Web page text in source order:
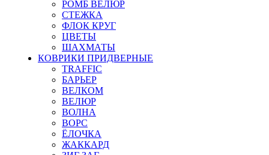
РОМБ ВЕЛЮР
СТЕЖКА
ФЛОК КРУГ
ЦВЕТЫ
ШАХМАТЫ
КОВРИКИ ПРИДВЕРНЫЕ
TRAFFIC
БАРЬЕР
ВЕЛКОМ
ВЕЛЮР
ВОЛНА
ВОРС
ЁЛОЧКА
ЖАККАРД